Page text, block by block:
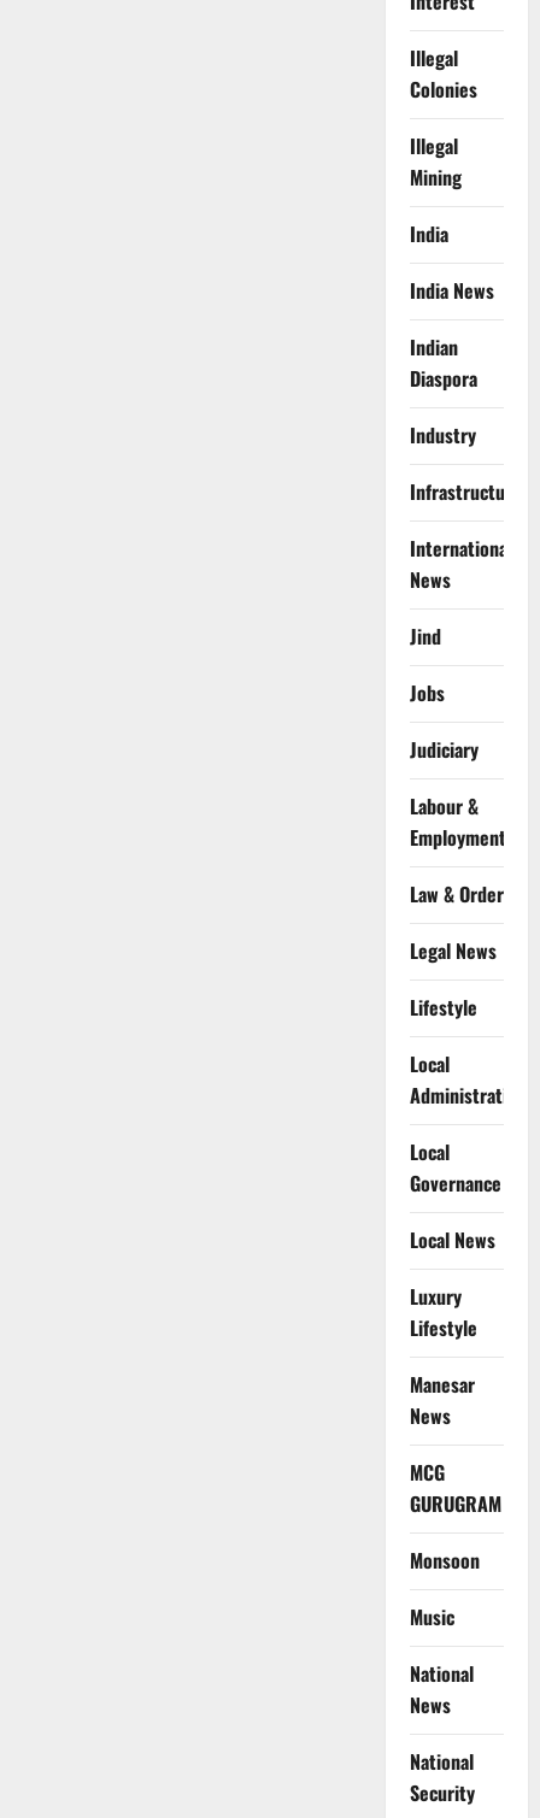
Illegal
Colonies
Illegal
Mining
India
India News
Indian
Diaspora
Industry
Infrastructure
International
News
Jind
Jobs
Judiciary
Labour &
Employment
Law & Order
Legal News
Lifestyle
Local
Administration
Local
Governance
Local News
Luxury
Lifestyle
Manesar
News
MCG
GURUGRAM
Monsoon
Music
National
News
National
Security